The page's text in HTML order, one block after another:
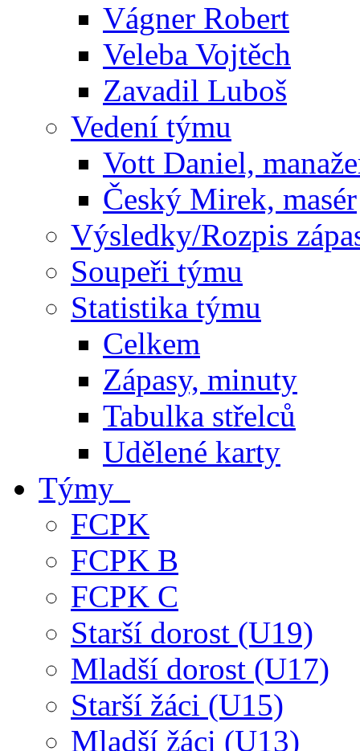
Vágner Robert
Veleba Vojtěch
Zavadil Luboš
Vedení týmu
Vott Daniel,
Český Mirek, masér
Výsledky/Rozpis
Soupeři týmu
Statistika týmu
Celkem
Zápasy, minuty
Tabulka střelců
Udělené karty
Týmy
FCPK
FCPK B
FCPK C
Starší dorost (U19)
Mladší dorost (U17)
Starší žáci (U15)
Mladší žáci (U13)